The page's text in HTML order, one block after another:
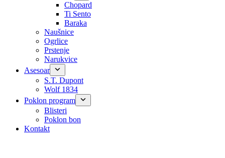
Chopard
Ti Sento
Baraka
Naušnice
Ogrlice
Prstenje
Narukvice
Asesoar
S.T. Dupont
Wolf 1834
Poklon program
Blisteri
Poklon bon
Kontakt